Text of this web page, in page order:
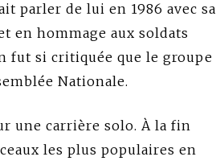
parler de lui en 1986 avec sa
en hommage aux soldats
fut si critiquée que le groupe
Nationale.
une carrière solo. À la fin
les plus populaires en